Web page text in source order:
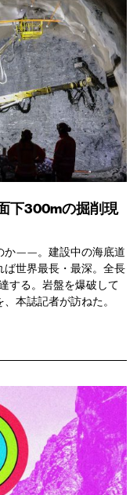
下300mの掘削現
か——。建設中の海底道
ば世界最長・最深。全長
する。岩盤を爆破して
本誌記者が訪ねた。